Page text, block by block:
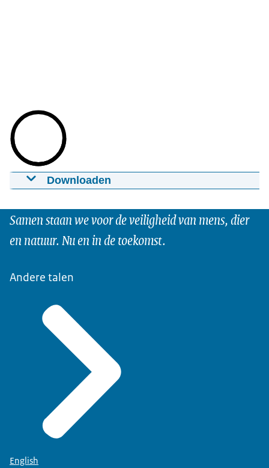
Downloaden
slachthuizen
19-02-202401:05mp4 147.6 MB
Download
Ondertiteling
Download
Samen staan we voor de veiligheid van mens, dier
en natuur. Nu en in de toekomst.
Andere talen
English